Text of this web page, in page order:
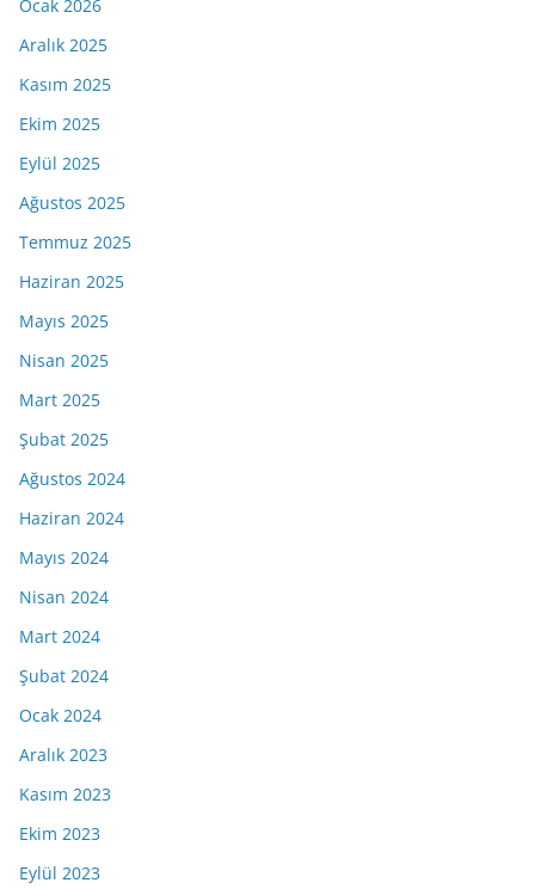
Ocak 2026
Aralık 2025
Kasım 2025
Ekim 2025
Eylül 2025
Ağustos 2025
Temmuz 2025
Haziran 2025
Mayıs 2025
Nisan 2025
Mart 2025
Şubat 2025
Ağustos 2024
Haziran 2024
Mayıs 2024
Nisan 2024
Mart 2024
Şubat 2024
Ocak 2024
Aralık 2023
Kasım 2023
Ekim 2023
Eylül 2023